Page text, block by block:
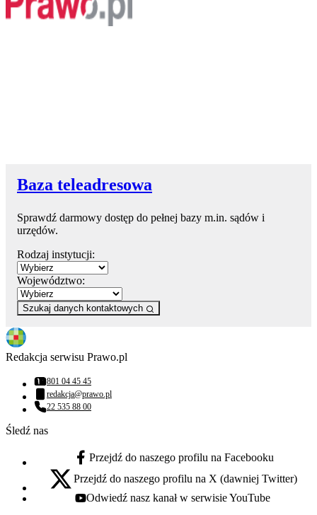
Baza teleadresowa
Sprawdź darmowy dostęp do pełnej bazy m.in. sądów i
urzędów.
Rodzaj instytucji:
Województwo:
Szukaj danych kontaktowych
Redakcja serwisu Prawo.pl
Numer telefonu:
801 04 45 45
Adres email:
redakcja@prawo.pl
Numer telefonu:
22 535 88 00
Śledź nas
facebook - otwiera się w nowej karcie
Przejdź do naszego profilu na Facebooku
x - otwiera się w nowej karcie
Przejdź do naszego profilu na X (dawniej Twitter)
youtube - otwiera się w nowej karcie
Odwiedź nasz kanał w serwisie YouTube